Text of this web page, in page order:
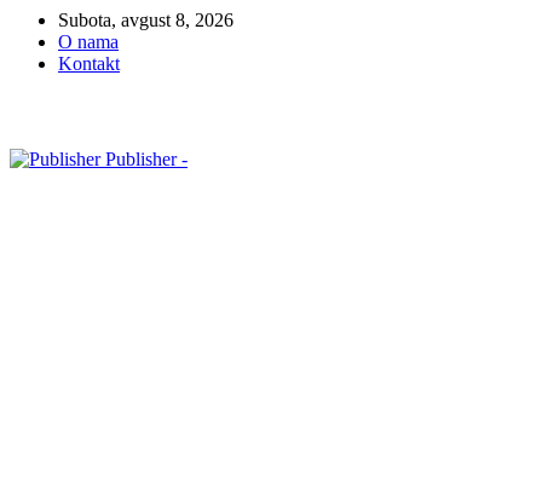
Subota, avgust 8, 2026
O nama
Kontakt
Publisher -